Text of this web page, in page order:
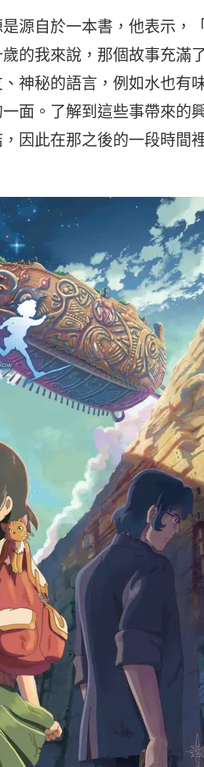
源自於一本書，他表示，
的我來說，那個故事充滿
神秘的語言，例如水也有
面。了解到這些事帶來的
因此在那之後的一段時間